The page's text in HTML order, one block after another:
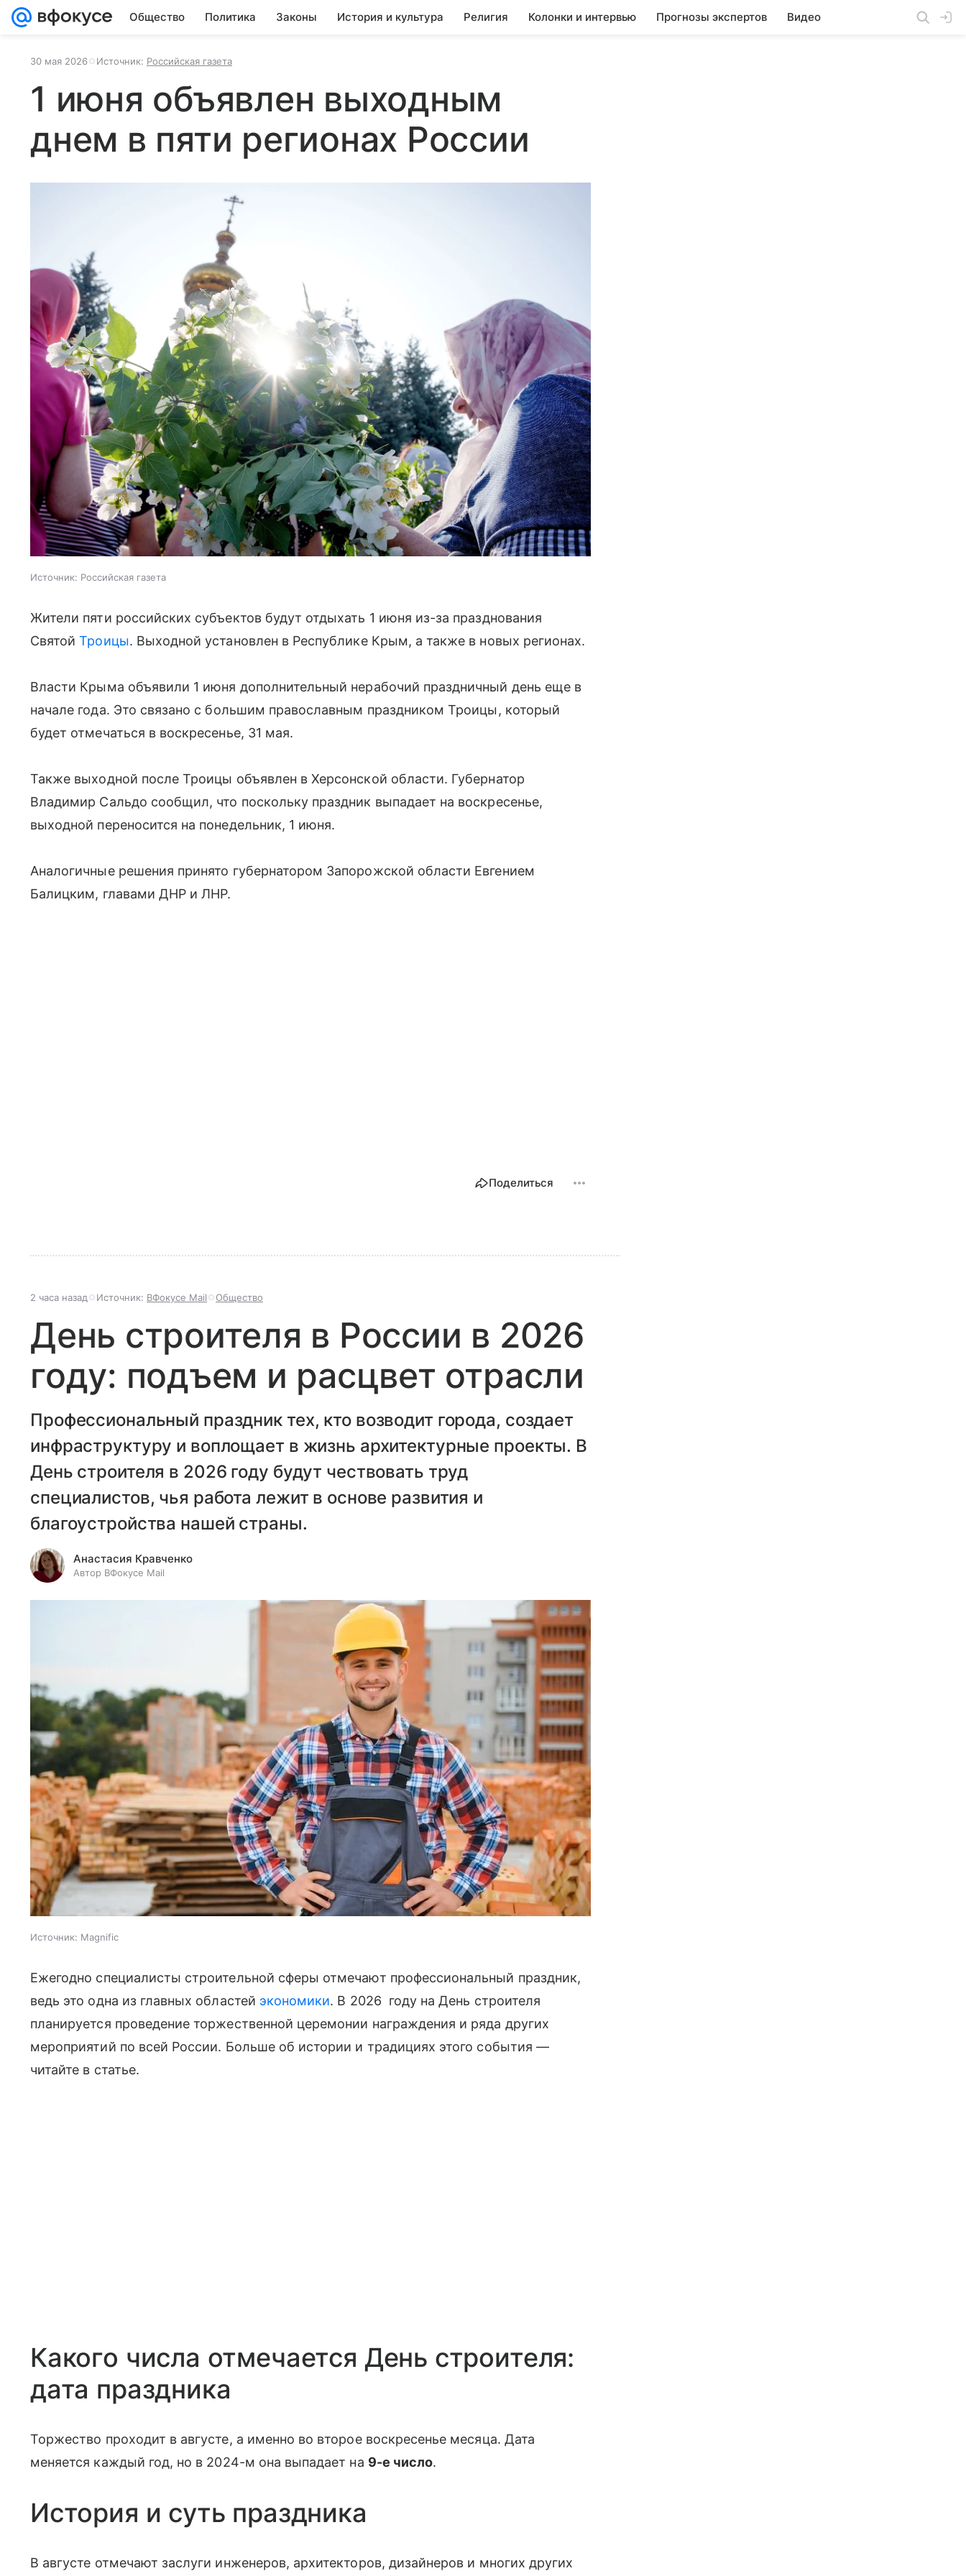
Общество Политика Законы История и культура Религия Колонки и интервью Прогнозы экспертов Видео
30 мая 2026 Источник: Российская газета
1 июня объявлен выходным
днем в пяти регионах России
Источник: Российская газета
Жители пяти российских субъектов будут отдыхать 1 июня из-за празднования
СвятойТроицы. Выходной установлен в Республике Крым, а также в новых регионах.
Власти Крыма объявили 1 июня дополнительный нерабочий праздничный день еще в
начале года. Это связано с большим православным праздником Троицы, который
будет отмечаться в воскресенье, 31 мая.
Также выходной после Троицы объявлен в Херсонской области. Губернатор
Владимир Сальдо сообщил, что поскольку праздник выпадает на воскресенье,
выходной переносится на понедельник, 1 июня.
Аналогичные решения принято губернатором Запорожской области Евгением
Балицким, главами ДНР и ЛНР.
Поделиться
2 часа назад Источник: ВФокусе Mail Общество
День строителя в России в 2026
году: подъем и расцвет отрасли
Профессиональный праздник тех, кто возводит города, создает
инфраструктуру и воплощает в жизнь архитектурные проекты. В
День строителя в 2026 году будут чествовать труд
специалистов, чья работа лежит в основе развития и
благоустройства нашей страны.
Анастасия Кравченко
Автор ВФокусе Mail
Источник: Magnific
Ежегодно специалисты строительной сферы отмечают профессиональный праздник,
ведь это одна из главных областей экономики. В 2026 году на День строителя
планируется проведение торжественной церемонии награждения и ряда других
мероприятий по всей России. Больше об истории и традициях этого события —
читайте в статье.
Какого числа отмечается День строителя:
дата праздника
Торжество проходит в августе, а именно во второе воскресенье месяца. Дата
меняется каждый год, но в 2024-м она выпадает на 9-е число.
История и суть праздника
В августе отмечают заслуги инженеров, архитекторов, дизайнеров и многих других